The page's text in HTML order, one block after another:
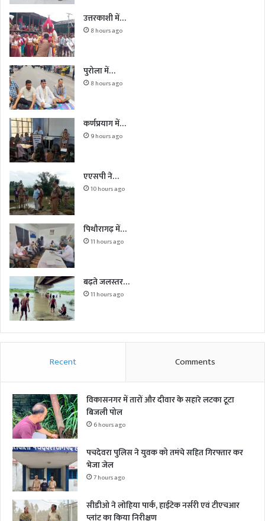
उत्तरकाशी में…
8 hours ago
पुरोला में…
8 hours ago
कर्णप्रयाग में…
9 hours ago
एएसपी ने…
10 hours ago
पिथौरागढ़ में…
11 hours ago
बढ़ते जलस्तर…
11 hours ago
Recent Comments
विकासनगर में तारों और दीवार के सहारे लटका टूटा
बिजली पोल
6 hours ago
पचदेवरा पुलिस ने युवक को तमंचे सहित गिरफ्तार कर
भेजा जेल
7 hours ago
सीडीओ ने लोहिया पार्क, हाईटेक नर्सरी एवं टीएचआर
प्लांट का किया निरीक्षण